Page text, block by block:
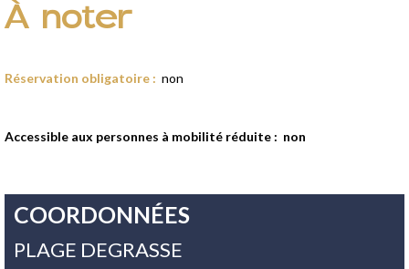
À noter
Réservation obligatoire : non
Accessible aux personnes à mobilité réduite : non
COORDONNÉES
PLAGE DEGRASSE